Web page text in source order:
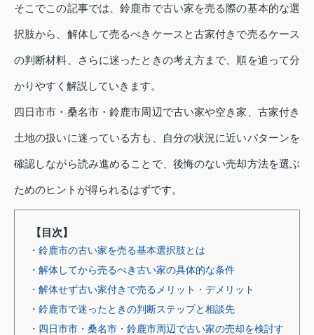
そこでこの記事では、鈴鹿市で古い家を売る際の基本的な選
択肢から、解体して売るべきケースと古家付きで売るケース
の判断材料、さらに迷ったときの考え方まで、順を追って分
かりやすく解説していきます。
四日市市・桑名市・鈴鹿市周辺で古い家や空き家、古家付き
土地の扱いに迷っている方も、自分の状況に近いパターンを
確認しながら読み進めることで、後悔のない売却方法を選ぶ
ためのヒントが得られるはずです。
【目次】
・鈴鹿市の古い家を売る基本選択肢とは
・解体してから売るべき古い家の具体的な条件
・解体せず古い家付きで売るメリット・デメリット
・鈴鹿市で迷ったときの判断ステップと相談先
・四日市市・桑名市・鈴鹿市周辺で古い家の売却を検討す